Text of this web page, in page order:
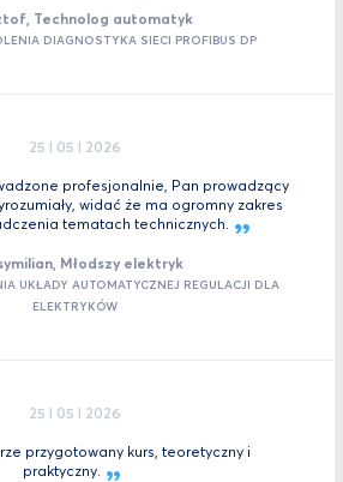
Technolog automatyk
DIAGNOSTYKA SIECI PROFIBUS DP
25 I 05 I 2026
profesjonalnie, Pan prowadzący
widać że ma ogromny zakres
tematachtechnicznych.
Młodszy elektryk
UKŁADY AUTOMATYCZNEJ REGULACJI DLA
ELEKTRYKÓW
25 I 05 I 2026
przygotowany kurs, teoretyczny i
praktyczny.